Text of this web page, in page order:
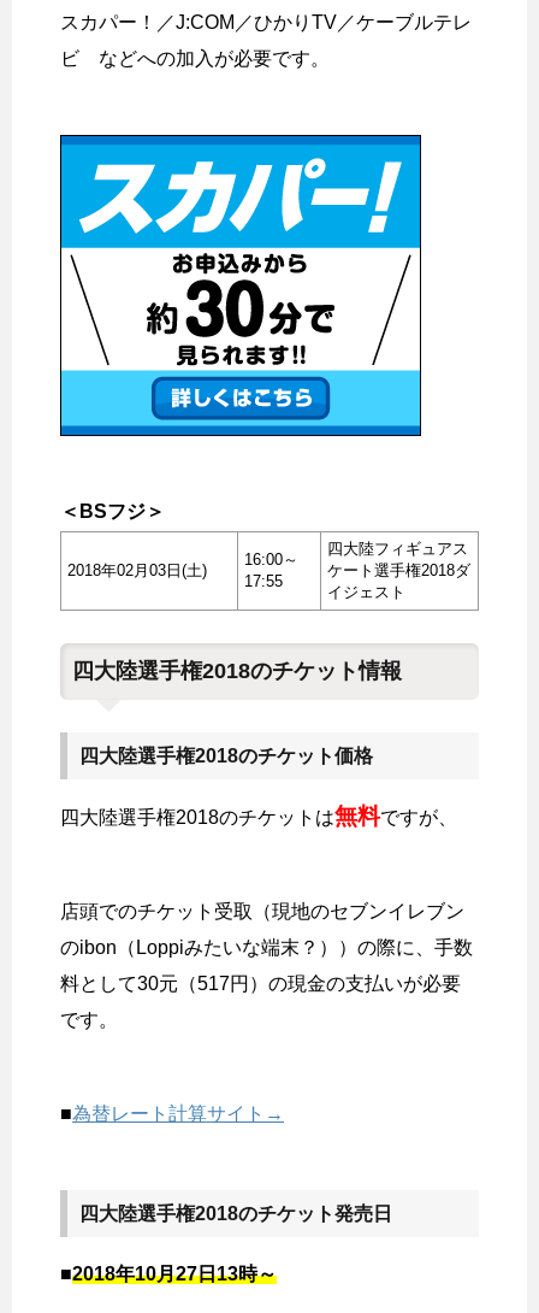
スカパー！／J:COM／ひかりTV／ケーブルテレ
ビ などへの加入が必要です。
＜BSフジ＞
2018年02月03日(土)
16:00～
17:55
四大陸フィギュアス
ケート選手権2018ダ
イジェスト
四大陸選手権2018のチケット情報
四大陸選手権2018のチケット価格
四大陸選手権2018のチケットは無料ですが、
店頭でのチケット受取（現地のセブンイレブン
のibon（Loppiみたいな端末？））の際に、手数
料として30元（517円）の現金の支払いが必要
です。
■為替レート計算サイト→
四大陸選手権2018のチケット発売日
■2018年10月27日13時～